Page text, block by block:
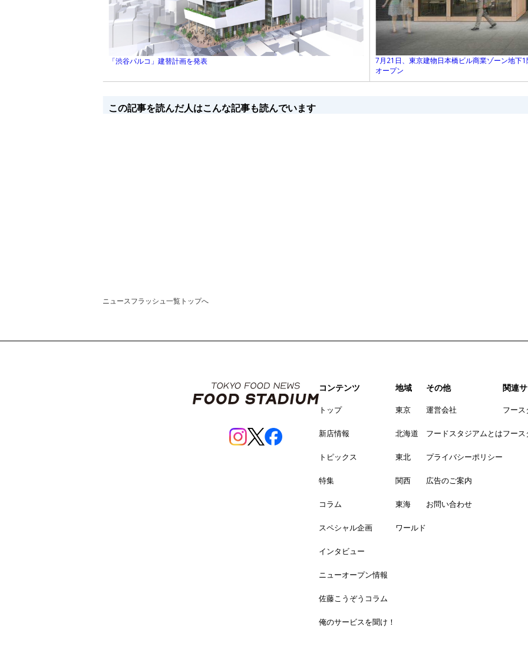
「渋谷パルコ」建替計画を発表
7月21日、東京建物日本橋ビル商業ゾーン地下
オープン
この記事を読んだ人はこんな記事も読んでいます
ニュースフラッシュ一覧トップへ
コンテンツ
トップ
新店情報
トピックス
特集
コラム
スペシャル企画
インタビュー
ニューオープン情報
佐藤こうぞうコラム
俺のサービスを聞け！
地域
東京
北海道
東北
関西
東海
ワールド
その他
運営会社
フードスタジアムとは
プライバシーポリシー
広告のご案内
お問い合わせ
関連
フース
フー